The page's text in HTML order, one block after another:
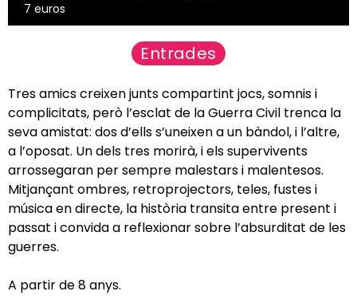
7 euros
Entrades
Tres amics creixen junts compartint jocs, somnis i
complicitats, però l’esclat de la Guerra Civil trenca la
seva amistat: dos d’ells s’uneixen a un bàndol, i l’altre,
a l’oposat. Un dels tres morirà, i els supervivents
arrossegaran per sempre malestars i malentesos.
Mitjançant ombres, retroprojectors, teles, fustes i
música en directe, la història transita entre present i
passat i convida a reflexionar sobre l’absurditat de les
guerres.
A partir de 8 anys.